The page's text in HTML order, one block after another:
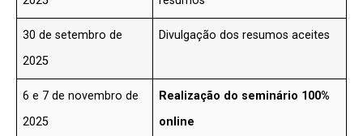
30 de setembro de
2025
Divulgação dos resumos aceites
6 e 7 de novembro de
2025
Realização do seminário 100%
online